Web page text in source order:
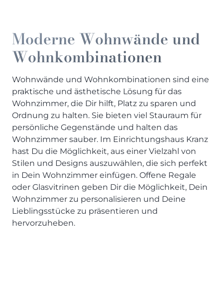
Moderne Wohnwände und
Wohnkombinationen
Wohnwände und Wohnkombinationen sind eine
praktische und ästhetische Lösung für das
Wohnzimmer, die Dir hilft, Platz zu sparen und
Ordnung zu halten. Sie bieten viel Stauraum für
persönliche Gegenstände und halten das
Wohnzimmer sauber. Im Einrichtungshaus Kranz
hast Du die Möglichkeit, aus einer Vielzahl von
Stilen und Designs auszuwählen, die sich perfekt
in Dein Wohnzimmer einfügen. Offene Regale
oder Glasvitrinen geben Dir die Möglichkeit, Dein
Wohnzimmer zu personalisieren und Deine
Lieblingsstücke zu präsentieren und
hervorzuheben.